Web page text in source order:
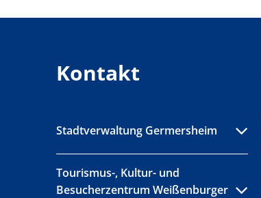
Kontakt
Stadtverwaltung Germersheim
Tourismus-, Kultur- und
Besucherzentrum Weißenburger